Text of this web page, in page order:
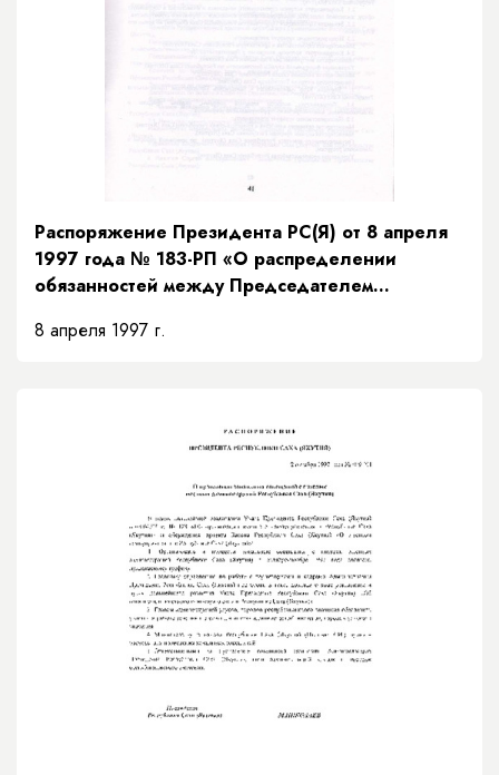
Распоряжение Президента РС(Я) от 8 апреля
1997 года № 183-РП «О распределении
обязанностей между Председателем
Правительства Республики Саха (Якутия) и
8 апреля 1997 г.